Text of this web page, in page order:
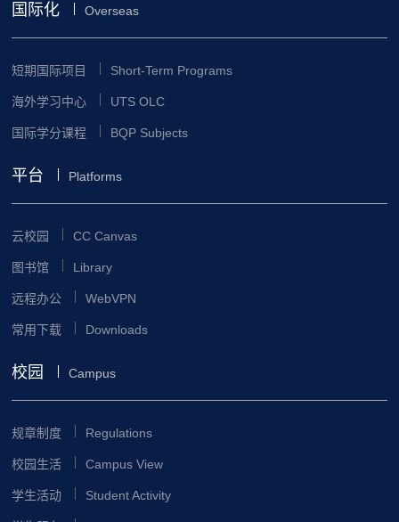
国际化 Overseas
短期国际项目 Short-Term Programs
海外学习中心 UTS OLC
国际学分课程 BQP Subjects
平台 Platforms
云校园 CC Canvas
图书馆 Library
远程办公 WebVPN
常用下载 Downloads
校园 Campus
规章制度 Regulations
校园生活 Campus View
学生活动 Student Activity